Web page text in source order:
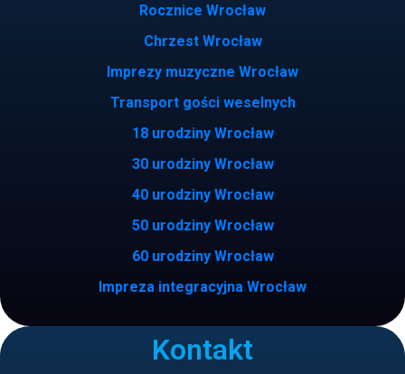
Rocznice Wrocław
Chrzest Wrocław
Imprezy muzyczne Wrocław
Transport gości weselnych
18 urodziny Wrocław
30 urodziny Wrocław
40 urodziny Wrocław
50 urodziny Wrocław
60 urodziny Wrocław
Impreza integracyjna Wrocław
Kontakt